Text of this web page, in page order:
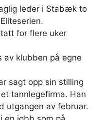
leder i Stabæk to
for flere uker
av klubben på egne
sagt opp sin stilling
tannlegefirma. Han
utgangen av februar.